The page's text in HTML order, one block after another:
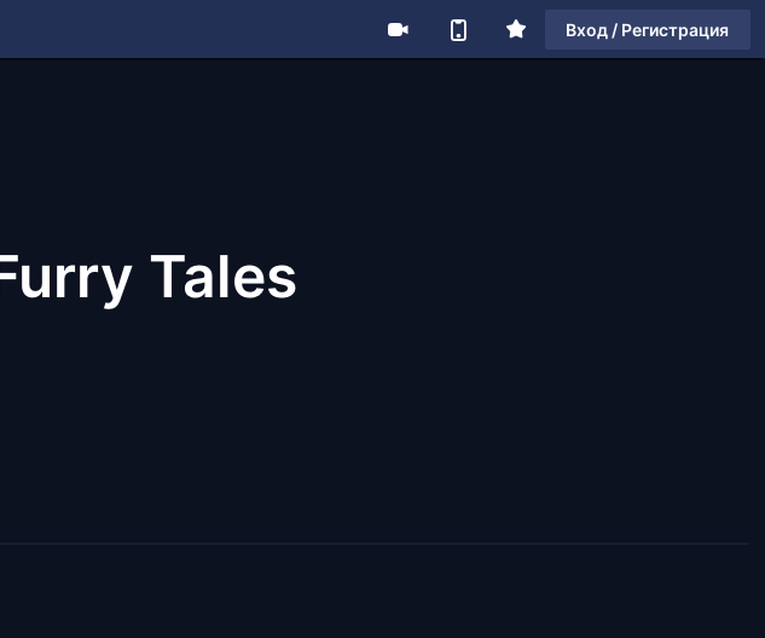
Вход / Регистрация
Tales